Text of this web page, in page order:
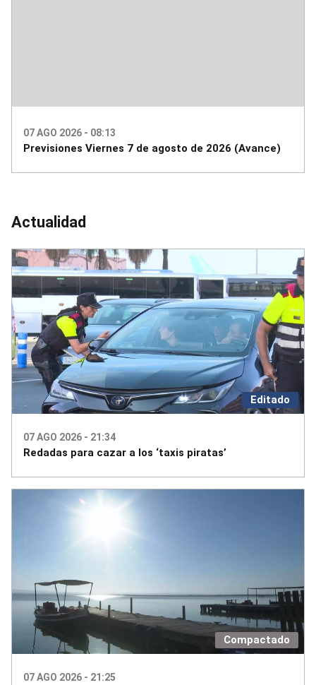
07 AGO 2026 - 08:13
Previsiones Viernes 7 de agosto de 2026 (Avance)
Actualidad
Editado
07 AGO 2026 - 21:34
Redadas para cazar a los ‘taxis piratas’
Compactado
07 AGO 2026 - 21:25